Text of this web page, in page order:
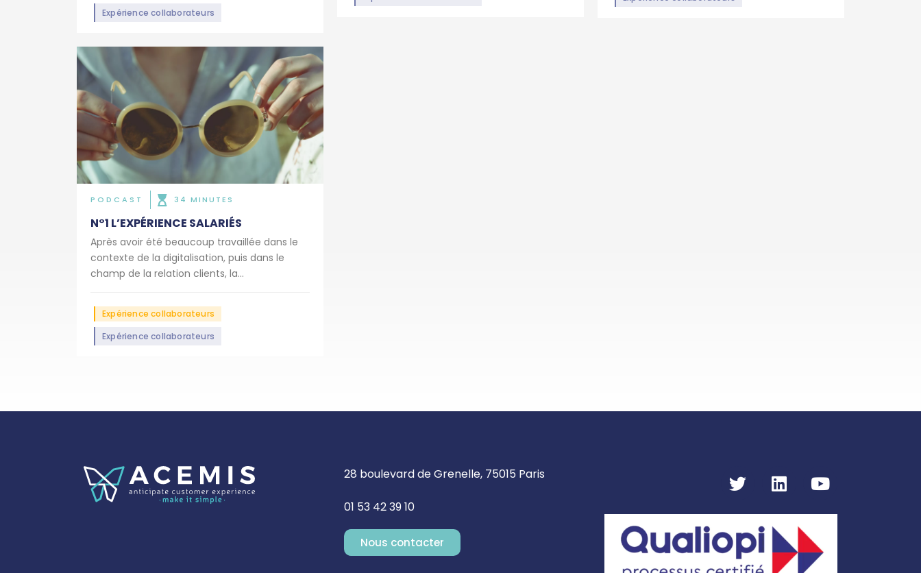
Expérience collaborateurs
PODCAST 34 MINUTES
N°1 L’EXPÉRIENCE SALARIÉS
Après avoir été beaucoup travaillée dans le
contexte de la digitalisation, puis dans le
champ de la relation clients, la...
Expérience collaborateurs
Expérience collaborateurs
28 boulevard de Grenelle, 75015 Paris
01 53 42 39 10
Nous contacter